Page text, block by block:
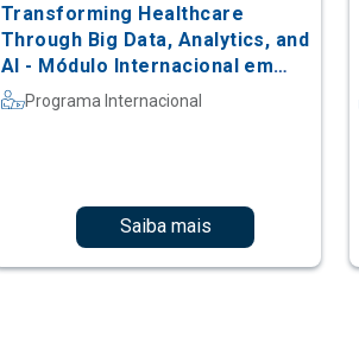
Transforming Healthcare
Through Big Data, Analytics, and
AI - Módulo Internacional em
Stanford
Programa Internacional
Saiba mais